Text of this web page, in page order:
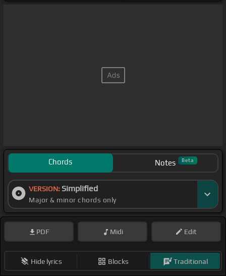
[Bm]
価値などない 価値な
どある争いに 命が [D]あだま
[G] [Em]る法律[C]も秩序でも
てる [Em]災いパ[D]ウス
え[B]ず[D] [Em]戦場[Bm]へ 目指せ[C]命[D]へ
[Em]命[G]捨てた [C]教[D]えせよ[Em]人生[Bm]を
従順を
[D]
[Bm] [C] [D]希望
[Em]も[D]山[C]する[D]憎[Bm]しみさ大[C]切爆[D]
Chords Notes Beta
VERSION: Simplified
Major & minor chords only
PDF Midi Edit
Hide lyrics Blocks Traditional